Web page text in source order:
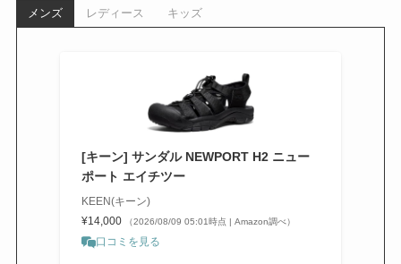
メンズ レディース キッズ
[キーン] サンダル NEWPORT H2 ニュー
ポート エイチツー
KEEN(キーン)
¥14,000
（2026/08/09 05:01時点 | Amazon調べ）
口コミを見る